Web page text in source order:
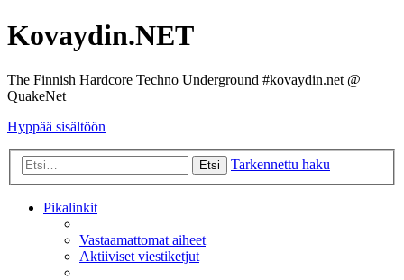
Kovaydin.NET
The Finnish Hardcore Techno Underground #kovaydin.net @
QuakeNet
Hyppää sisältöön
Etsi Tarkennettu haku
Pikalinkit
Vastaamattomat aiheet
Aktiiviset viestiketjut